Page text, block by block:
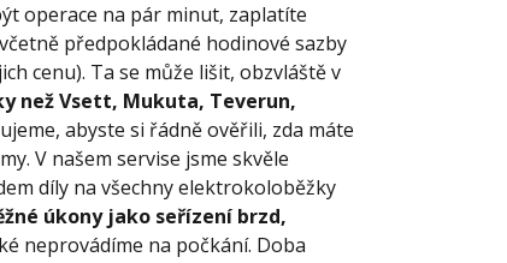
operace na pár minut, zaplatíte
předpokládané hodinové sazby
cenu). Ta se může lišit, obzvláště v
než Vsett, Mukuta, Teverun,
abyste si řádně ověřili, zda máte
V našem servise jsme skvěle
díly na všechny elektrokoloběžky
úkony jako seřízení brzd,
neprovádíme na počkání. Doba